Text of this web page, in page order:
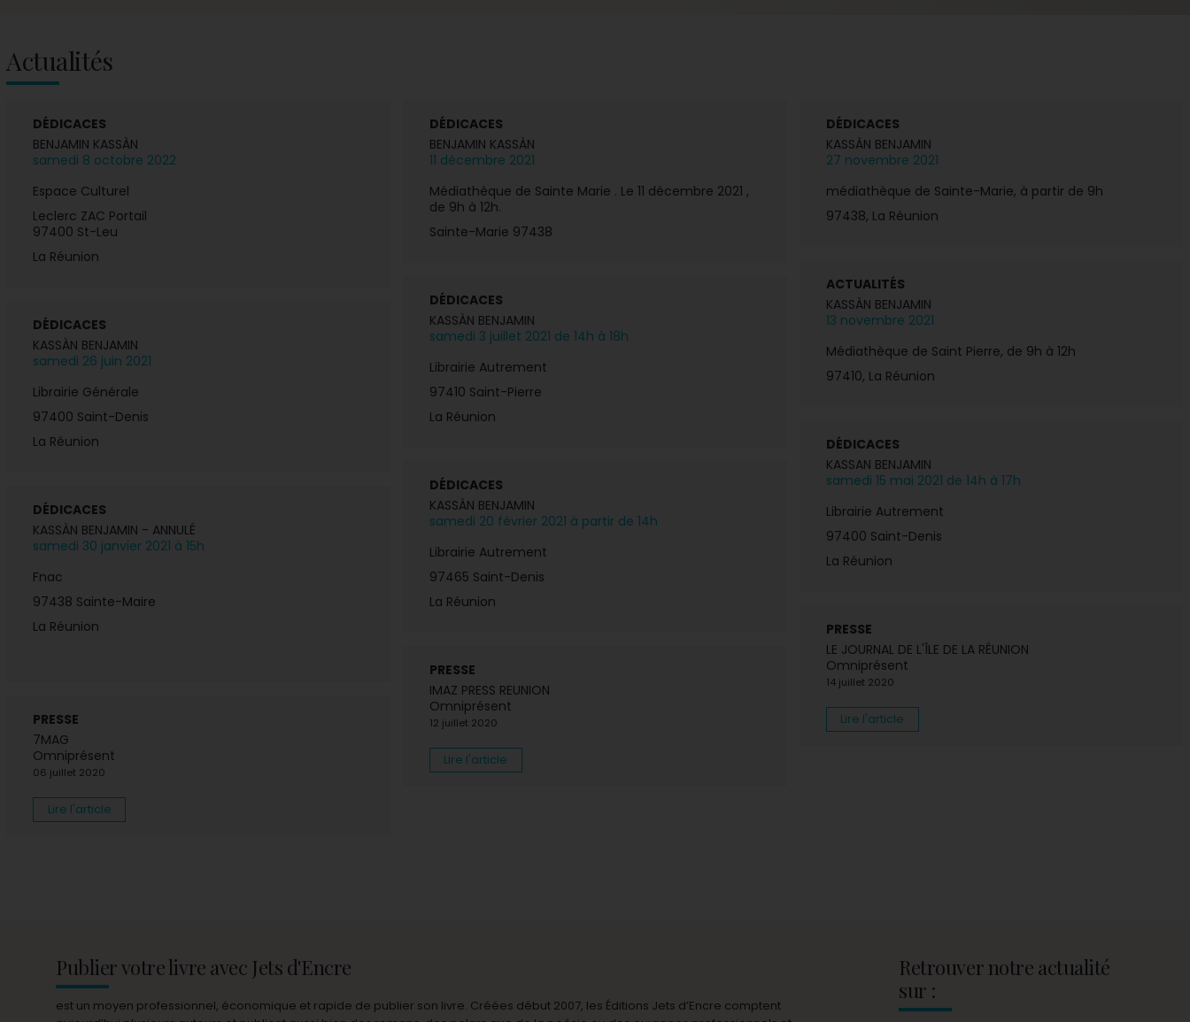
Actualités
DÉDICACES
BENJAMIN KASSÀN
samedi 8 octobre 2022
Espace Culturel
Leclerc ZAC Portail
97400 St-Leu
La Réunion
DÉDICACES
BENJAMIN KASSÀN
11 décembre 2021
Médiathèque de Sainte Marie . Le 11 décembre 2021 ,
de 9h à 12h.
Sainte-Marie 97438
DÉDICACES
KASSÀN BENJAMIN
27 novembre 2021
médiathèque de Sainte-Marie, à partir de 9h
97438, La Réunion
ACTUALITÉS
KASSÀN BENJAMIN
13 novembre 2021
Médiathèque de Saint Pierre, de 9h à 12h
97410, La Réunion
DÉDICACES
KASSÀN BENJAMIN
samedi 3 juillet 2021 de 14h à 18h
Librairie Autrement
97410 Saint-Pierre
La Réunion
DÉDICACES
KASSÀN BENJAMIN
samedi 26 juin 2021
Librairie Générale
97400 Saint-Denis
La Réunion
DÉDICACES
KASSAN BENJAMIN
samedi 15 mai 2021 de 14h à 17h
Librairie Autrement
97400 Saint-Denis
La Réunion
DÉDICACES
KASSÀN BENJAMIN
samedi 20 février 2021 à partir de 14h
Librairie Autrement
97465 Saint-Denis
La Réunion
DÉDICACES
KASSÀN BENJAMIN - ANNULÉ
samedi 30 janvier 2021 à 15h
Fnac
97438 Sainte-Maire
La Réunion
PRESSE
LE JOURNAL DE L'ÎLE DE LA RÉUNION
Omniprésent
14 juillet 2020
Lire l'article
PRESSE
IMAZ PRESS REUNION
Omniprésent
12 juillet 2020
Lire l'article
PRESSE
7MAG
Omniprésent
06 juillet 2020
Lire l'article
Publier votre livre avec Jets d'Encre
est un moyen professionnel, économique et rapide de publier son livre. Créées début 2007, les Éditions Jets d’Encre comptent
Retrouver notre actualité
sur :